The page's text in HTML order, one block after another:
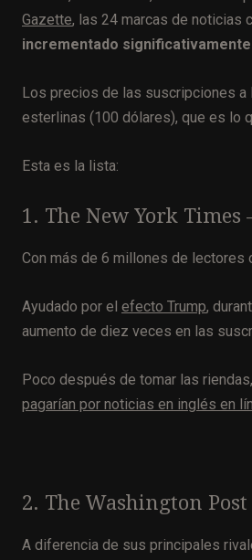
Gazette, las 24 marcas de noticias
incrementado
Los precios de las suscripciones a
esterlinas (100 dólares), que es lo
Esta es la lista:
1. The New York Times
Con más de 6 millones de lectores
Ayudado por el efecto Trump,
aumento de diez veces en las
Poco después de tomar las
pagarían por noticias en inglés en
2. The Washington
A diferencia de sus principales